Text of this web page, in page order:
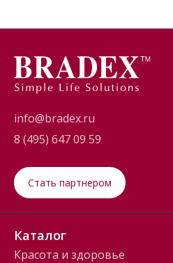
info@bradex.ru
8 (495) 647 09 59
Стать партнером
Каталог
Красота и здоровье